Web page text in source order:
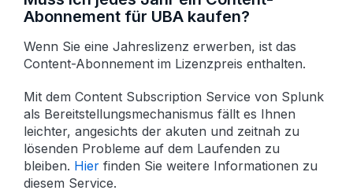
Abonnement für UBA kaufen?
Wenn Sie eine Jahreslizenz erwerben, ist das
Content-Abonnement im Lizenzpreis enthalten.
Mit dem Content Subscription Service von Splunk
als Bereitstellungs­mechanismus fällt es Ihnen
leichter, angesichts der akuten und zeitnah zu
lösenden Probleme auf dem Laufenden zu
bleiben. Hier finden Sie weitere Informationen zu
diesem Service.